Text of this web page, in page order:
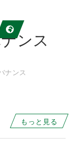
ンス
ナンス
もっと見る